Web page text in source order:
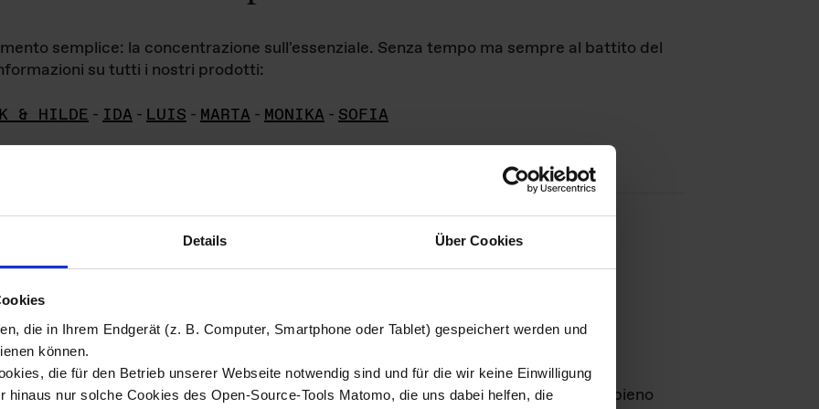
Details Über Cookies
die in Ihrem Endgerät (z. B. Computer, Smartphone oder Tablet) gespeichert werden und
können.
die für den Betrieb unserer Webseite notwendig sind und für die wir keine Einwilligung
hinaus nur solche Cookies des Open-Source-Tools Matomo, die uns dabei helfen, die
semplice: la concentrazione sull'essenziale. Senza tempo ma sempre al battito del
su tutti i nostri prodotti:
& HILDE - IDA - LUIS - MARTA - MONIKA - SOFIA
di immagini
materiale fotografico sono detenuti daDas ganze LebenGmbH e rimangono in pieno